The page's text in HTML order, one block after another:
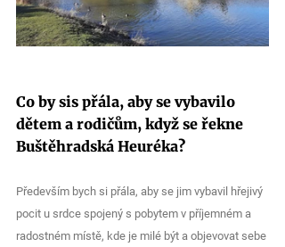
Co by sis přála, aby se vybavilo
dětem a rodičům, když se řekne
Buštěhradská Heuréka?
Především bych si přála, aby se jim vybavil hřejivý
pocit u srdce spojený s pobytem v příjemném a
radostném místě, kde je milé být a objevovat sebe